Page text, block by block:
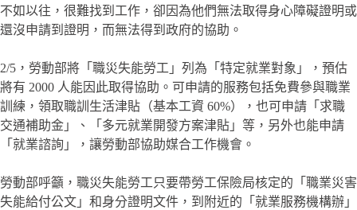
不如以往，很難找到工作，卻因為他們無法取得身心障礙證明或
還沒申請到證明，而無法得到政府的協助。
2/5，勞動部將「職災失能勞工」列為「特定就業對象」，預估
將有 2000 人能因此取得協助。可申請的服務包括免費參與職業
訓練，領取職訓生活津貼（基本工資 60%），也可申請「求職
交通補助金」、「多元就業開發方案津貼」等，另外也能申請
「就業諮詢」，讓勞動部協助媒合工作機會。
勞動部呼籲，職災失能勞工只要帶勞工保險局核定的「職業災害
失能給付公文」和身分證明文件，到附近的「就業服務機構辦」